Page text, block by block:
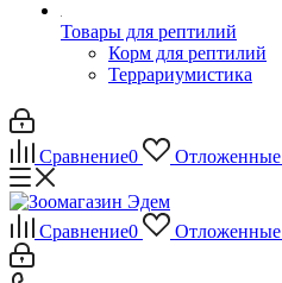
Товары для рептилий
Корм для рептилий
Террариумистика
Сравнение0 Отложенные
Сравнение0 Отложенные